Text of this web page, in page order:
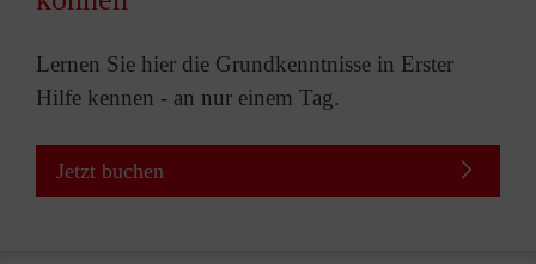
Lernen Sie hier die Grundkenntnisse in Erster
Hilfe kennen - an nur einem Tag.
Jetzt buchen